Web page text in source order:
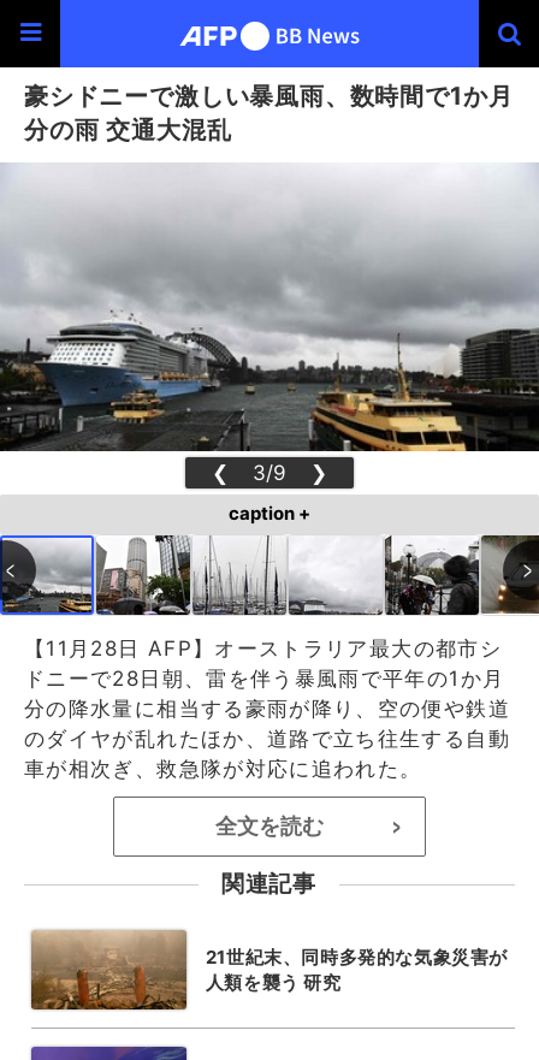
豪シドニーで激しい暴風雨、数時間で1か月
分の雨 交通大混乱
❮ 3/9 ❯
caption +
【11月28日 AFP】オーストラリア最大の都市シ
ドニーで28日朝、雷を伴う暴風雨で平年の1か月
分の降水量に相当する豪雨が降り、空の便や鉄道
のダイヤが乱れたほか、道路で立ち往生する自動
車が相次ぎ、救急隊が対応に追われた。
全文を読む >
関連記事
21世紀末、同時多発的な気象災害が
人類を襲う 研究